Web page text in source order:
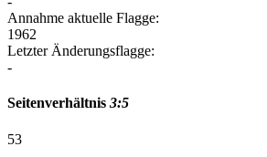
Annahme aktuelle Flagge:
1962
Letzter Änderungsflagge:
-
Seitenverhältnis 3:5
53